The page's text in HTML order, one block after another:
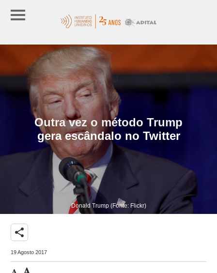
Outra vez o método Trump
gera escândalo no Twitter
Donald Trump (Fonte: Flickr)
share
19 Agosto 2017